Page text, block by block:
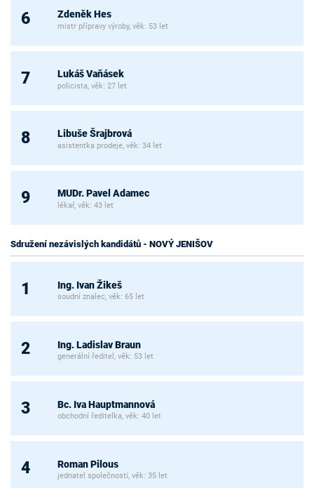
6 Zdeněk Hes
mistr přípravy výroby, věk: 53 let
7 Lukáš Vaňásek
policista, věk: 27 let
8 Libuše Šrajbrová
asistentka prodeje, věk: 34 let
9 MUDr. Pavel Adamec
lékař, věk: 43 let
Sdružení nezávislých kandidátů - NOVÝ JENIŠOV
1 Ing. Ivan Žikeš
soudní znalec, věk: 65 let
2 Ing. Ladislav Braun
generální ředitel, věk: 53 let
3 Bc. Iva Hauptmannová
obchodní ředitelka, věk: 40 let
4 Roman Pilous
jednatel společnosti, věk: 35 let